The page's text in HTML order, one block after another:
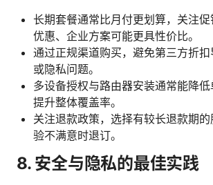
长期套餐通常比月付更划算，关注
优惠、企业方案可能更具性价比。
通过正规渠道购买，避免第三方折
或隐私问题。
多设备授权与路由器安装通常能降
提升整体覆盖率。
关注退款政策，选择有较长退款期
验不满意时退订。
8. 安全与隐私的最佳实践